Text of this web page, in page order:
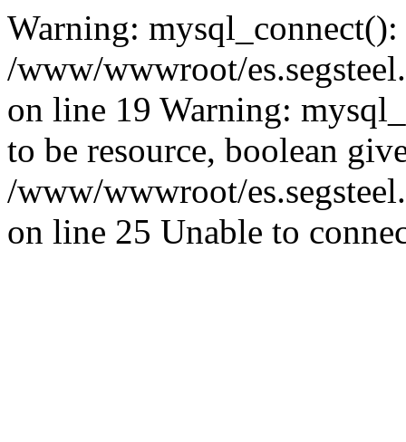
Warning:
/www/wwwroot/
on line 19 Warning:
to be resource, boolean
/www/wwwroot/
on line 25 Unable to